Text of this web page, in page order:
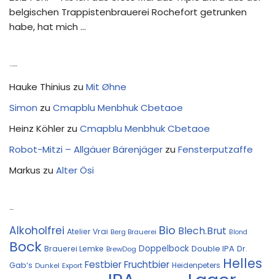
belgischen Trappistenbrauerei Rochefort getrunken
habe, hat mich …
Hauke Thinius zu Mit Øhne
Simon zu Cmapblu Menbhuk Cbetaoe
Heinz Köhler zu Cmapblu Menbhuk Cbetaoe
Robot-Mitzi – Allgäuer Bärenjäger zu Fensterputzaffe
Markus zu Alter Ösi
Alkoholfrei Atelier Vrai Berg Brauerei Bio Blech.Brut Blond
Bock Brauerei Lemke BrewDog Doppelbock Double IPA Dr.
Gab‘s Dunkel Export FestbierFruchtbier Heidenpeters Helles